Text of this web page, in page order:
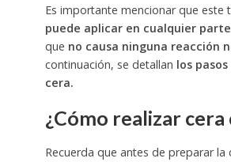
Es importante mencionar que este
puede aplicar en cualquier
que no causa ninguna reacción
continuación, se detallan los
cera.
¿Cómo realizar cera
Recuerda que antes de preparar la